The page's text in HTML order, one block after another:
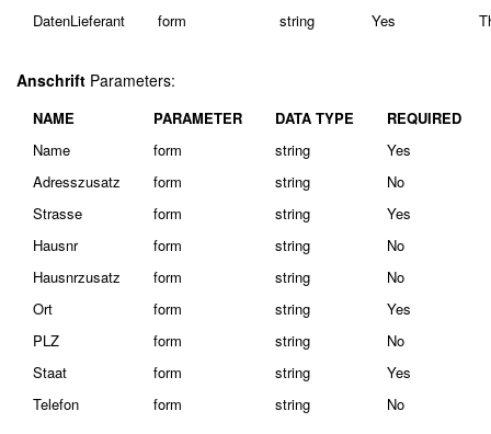
DatenLieferant
form string Yes
Anschrift Parameters:
NAME PARAMETER DATA TYPE
REQUIRED
Name
form string
Yes
Adresszusatz
form string
No
Strasse
form string
Yes
Hausnr
form string
No
Hausnrzusatz
form string
No
Ort
form string
Yes
PLZ
form string
No
Staat
form string
Yes
Telefon
form string No